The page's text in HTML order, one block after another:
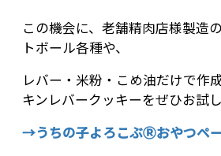
この機会に、老舗精肉店様製造
トボール各種や、
レバー・米粉・こめ油だけで作
キンレバークッキーをぜひお試
→うちの子よろこぶⓇおやつペ